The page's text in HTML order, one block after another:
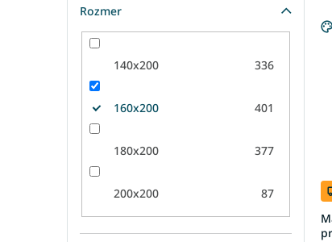
Rozmer
140x200 336
160x200 401
180x200 377
200x200 87